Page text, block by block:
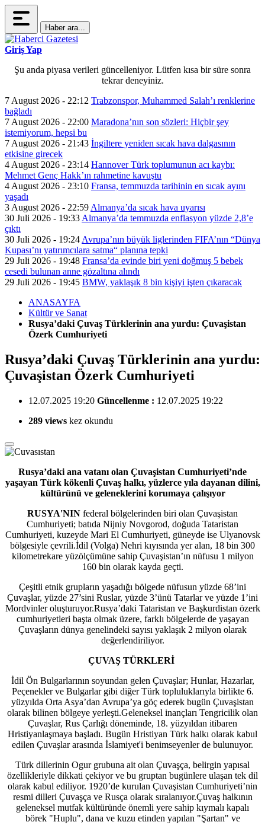
Haber ara...
Giriş Yap
Şu anda piyasa verileri güncelleniyor. Lütfen kısa bir süre sonra
tekrar deneyiniz.
7 August 2026 - 22:12 Trabzonspor, Muhammed Salah’ı renklerine
bağladı
7 August 2026 - 22:00 Maradona’nın son sözleri: Hiçbir şey
istemiyorum, hepsi bu
7 August 2026 - 21:43 İngiltere yeniden sıcak hava dalgasının
etkisine girecek
4 August 2026 - 23:14 Hannover Türk toplumunun acı kaybı:
Mehmet Genç Hakk’ın rahmetine kavuştu
4 August 2026 - 23:10 Fransa, temmuzda tarihinin en sıcak ayını
yaşadı
3 August 2026 - 22:59 Almanya’da sıcak hava uyarısı
30 Juli 2026 - 19:33 Almanya’da temmuzda enflasyon yüzde 2,8’e
çıktı
30 Juli 2026 - 19:24 Avrupa’nın büyük liglerinden FIFA’nın “Dünya
Kupası’nı yatırımcılara satma“ planına tepki
29 Juli 2026 - 19:48 Fransa’da evinde biri yeni doğmuş 5 bebek
cesedi bulunan anne gözaltına alındı
29 Juli 2026 - 19:45 BMW, yaklaşık 8 bin kişiyi işten çıkaracak
ANASAYFA
Kültür ve Sanat
Rusya’daki Çuvaş Türklerinin ana yurdu: Çuvaşistan
Özerk Cumhuriyeti
Rusya’daki Çuvaş Türklerinin ana yurdu:
Çuvaşistan Özerk Cumhuriyeti
12.07.2025 19:20 Güncellenme : 12.07.2025 19:22
289 views kez okundu
Rusya’daki ana vatanı olan Çuvaşistan Cumhuriyeti’nde
yaşayan Türk kökenli Çuvaş halkı, yüzlerce yıla dayanan dilini,
kültürünü ve geleneklerini korumaya çalışıyor
RUSYA'NIN federal bölgelerinden biri olan Çuvaşistan
Cumhuriyeti; batıda Nijniy Novgorod, doğuda Tataristan
Cumhuriyeti, kuzeyde Mari El Cumhuriyeti, güneyde ise Ulyanovsk
bölgesiyle çevrili.İdil (Volga) Nehri kıyısında yer alan, 18 bin 300
kilometrekare yüzölçümüne sahip Çuvaşistan’ın nüfusu 1 milyon
160 bin olarak kayda geçti.
Çeşitli etnik grupların yaşadığı bölgede nüfusun yüzde 68’ini
Çuvaşlar, yüzde 27’sini Ruslar, yüzde 3’ünü Tatarlar ve yüzde 1’ini
Mordvinler oluşturuyor.Rusya’daki Tataristan ve Başkurdistan özerk
cumhuriyetleri başta olmak üzere, farklı bölgelerde de yaşayan
Çuvaşların dünya genelindeki sayısı yaklaşık 2 milyon olarak
değerlendiriliyor.
ÇUVAŞ TÜRKLERİ
İdil Ön Bulgarlarının soyundan gelen Çuvaşlar; Hunlar, Hazarlar,
Peçenekler ve Bulgarlar gibi diğer Türk topluluklarıyla birlikte 6.
yüzyılda Orta Asya’dan Avrupa’ya göç ederek bugün Çuvaşistan
olarak bilinen bölgeye yerleşti.Geleneksel inançları Tengricilik olan
Çuvaşlar, Rus Çarlığı döneminde, 18. yüzyıldan itibaren
Hristiyanlaşmaya başladı. Bugün Hristiyan Türk halkı olarak kabul
edilen Çuvaşlar arasında İslamiyet'i benimseyenler de bulunuyor.
Türk dillerinin Ogur grubuna ait olan Çuvaşça, belirgin yapısal
özellikleriyle dikkati çekiyor ve bu gruptan bugünlere ulaşan tek dil
olarak kabul ediliyor. 1920’de kurulan Çuvaşistan Cumhuriyeti’nin
resmi dilleri Çuvaşça ve Rusça olarak sıralanıyor.Çuvaş halkının
geleneksel mutfak kültüründe önemli yere sahip kıymalı kapalı
börek "Huplu", dana ve kuzu etinden yapılan "Şartan" ve